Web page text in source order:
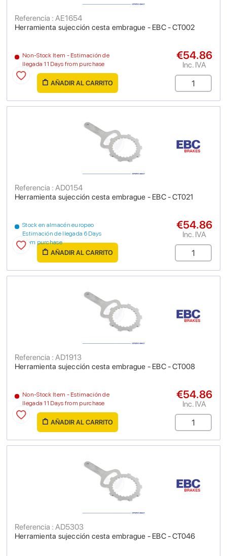
Herramienta sujección cesta embrague - EBC - CT002
Referencia : AE1654
Non-Stock Item - Estimación de
llegada 11 Days from purchase
€54.86
Inc. IVA
AÑADIR AL CARRITO
Herramienta sujección cesta embrague - EBC - CT021
Referencia : AD0154
Stock en almacén europeo
Estimación de llegada 6 Days
from purchase
€54.86
Inc. IVA
AÑADIR AL CARRITO
Herramienta sujección cesta embrague - EBC - CT008
Referencia : AD1913
Non-Stock Item - Estimación de
llegada 11 Days from purchase
€54.86
Inc. IVA
AÑADIR AL CARRITO
Herramienta sujección cesta embrague - EBC - CT046
Referencia : AD5303